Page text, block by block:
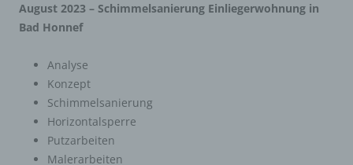
August 2023 – Schimmelsanierung Einliegerwohnung in
Bad Honnef
Analyse
Konzept
Schimmelsanierung
Horizontalsperre
Putzarbeiten
Malerarbeiten